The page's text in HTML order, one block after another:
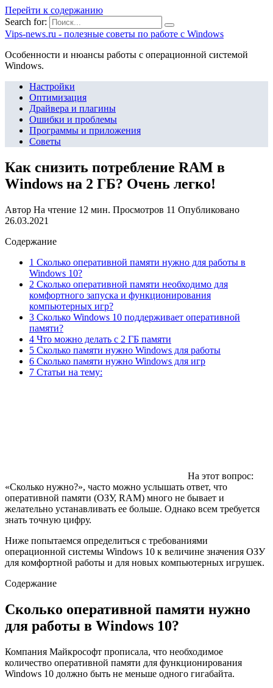
Перейти к содержанию
Search for:
Vips-news.ru - полезные советы по работе с Windows
Особенности и нюансы работы с операционной системой
Windows.
Настройки
Оптимизация
Драйвера и плагины
Ошибки и проблемы
Программы и приложения
Советы
Как снизить потребление RAM в
Windows на 2 ГБ? Очень легко!
Автор На чтение 12 мин. Просмотров 11 Опубликовано
26.03.2021
Содержание
1 Сколько оперативной памяти нужно для работы в
Windows 10?
2 Сколько оперативной памяти необходимо для
комфортного запуска и функционирования
компьютерных игр?
3 Сколько Windows 10 поддерживает оперативной
памяти?
4 Что можно делать с 2 ГБ памяти
5 Сколько памяти нужно Windows для работы
6 Сколько памяти нужно Windows для игр
7 Статьи на тему:
На этот вопрос:
«Сколько нужно?», часто можно услышать ответ, что
оперативной памяти (ОЗУ, RAM) много не бывает и
желательно устанавливать ее больше. Однако всем требуется
знать точную цифру.
Ниже попытаемся определиться с требованиями
операционной системы Windows 10 к величине значения ОЗУ
для комфортной работы и для новых компьютерных игрушек.
Содержание
Сколько оперативной памяти нужно
для работы в Windows 10?
Компания Майкрософт прописала, что необходимое
количество оперативной памяти для функционирования
Windows 10 должно быть не меньше одного гигабайта.